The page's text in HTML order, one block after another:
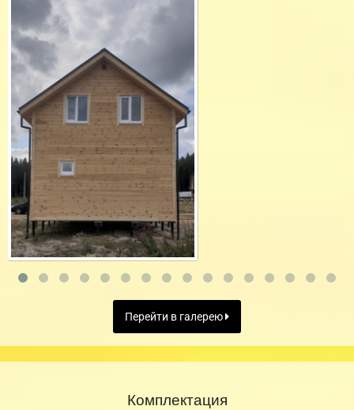
Перейти в галерею
Комплектация